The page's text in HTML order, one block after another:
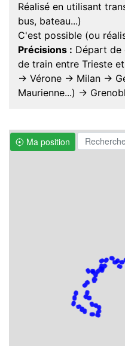
Réalisé en utilisant
bus, bateau...)
C'est possible (ou
Précisions : Départ de
de train entre Trieste
-> Vérone -> Milan ->
Maurienne...) ->
Ma position